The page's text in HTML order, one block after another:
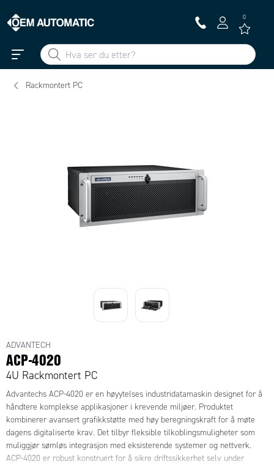
0
Rackmontert PC
ADVANTECH
ACP-4020
4U Rackmontert PC
Advantechs ACP-4020 er en høyytelses industridatamaskin designet for å
håndtere komplekse applikasjoner i krevende miljøer. Produktet
kombinerer avansert grafikkstøtte med høy beregningskraft for å møte
dagens digitaliserte krav. Det tilbyr fleksible tilkoblingsmuligheter som
muliggjør sømløs integrasjon med eksisterende systemer og nettverk.
ACP-4020 er robust konstruert for å sikre driftssikkerhet selv under